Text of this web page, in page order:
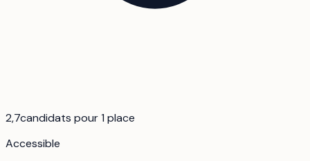
2,7candidats pour 1 place
Accessible